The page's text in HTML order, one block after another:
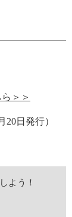
＞＞
日発行）
よう！